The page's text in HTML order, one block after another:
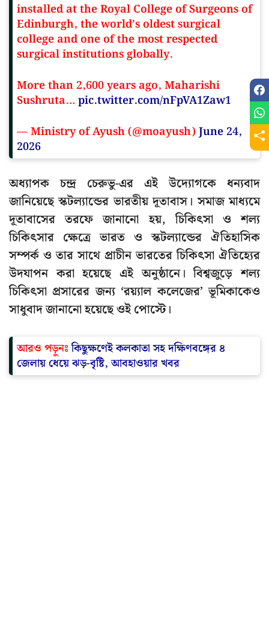
installed at the Royal College of Surgeons of
Edinburgh, the world’s oldest surgical
college and one of the most respected
surgical institutions globally.
More than 2,600 years ago, Maharishi
Sushruta… pic.twitter.com/nFpVA1Zaw1
— Ministry of Ayush (@moayush) June 24,
2026
অধ্যাপক চন্দ্র চেরুভু-এর এই উদ্যোগকে ধন্যবাদ
জানিয়েছে স্কটল্যান্ডের ভারতীয় দূতাবাস। সমাজ মাধ্যমে
দূতাবাসের তরফে জানানো হয়, চিকিৎসা ও শল্য
চিকিৎসার ক্ষেত্রে ভারত ও স্কটল্যান্ডের ঐতিহাসিক
সম্পর্ক ও তার সাথে প্রাচীন ভারতের চিকিৎসা ঐতিহ্যের
উদযাপন করা হয়েছে এই অনুষ্ঠানে। বিশ্বজুড়ে শল্য
চিকিৎসা প্রসারের জন্য ‘রয়্যাল কলেজের’ ভূমিকাকেও
সাধুবাদ জানানো হয়েছে ওই পোস্টে।
আরও পড়ুনঃকিছুক্ষণেই কলকাতা সহ দক্ষিণবঙ্গের ৪
জেলায় ধেয়ে ঝড়-বৃষ্টি, আবহাওয়ার খবর